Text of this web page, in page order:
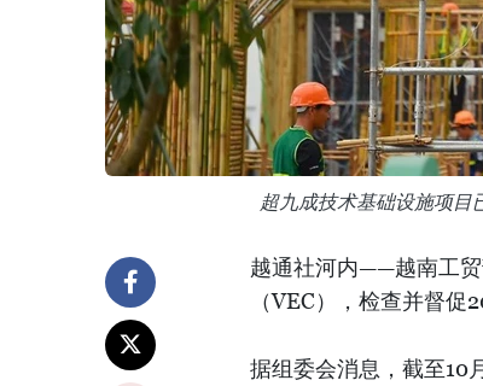
超九成技术基础设施项目
越通社河内——越南工
（VEC），检查并督促
据组委会消息，截至10